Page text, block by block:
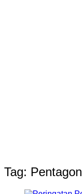
Tag: Pentagon